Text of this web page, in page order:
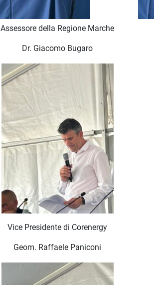
Assessore della Regione Marche
Dr. Giacomo Bugaro
Vice Presidente di Corenergy
Geom. Raffaele Paniconi